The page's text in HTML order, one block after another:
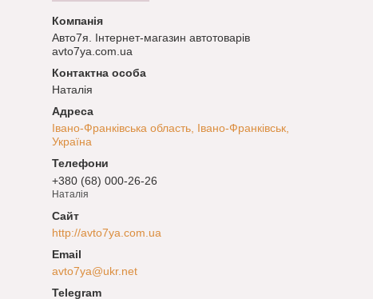
Авто7я. Інтернет-магазин автотоварів
avto7ya.com.ua
Наталія
Івано-Франківська область, Івано-Франківськ,
Україна
+380 (68) 000-26-26
Наталія
http://avto7ya.com.ua
avto7ya@ukr.net